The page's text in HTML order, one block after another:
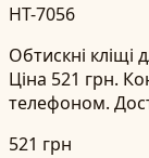
HT-7056
Обтискні кліщі
Ціна 521 грн.
телефоном.
521 грн